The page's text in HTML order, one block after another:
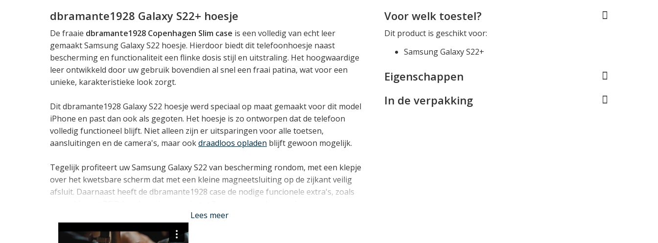
dbramante1928 Galaxy S22+ hoesje
De fraaie dbramante1928 Copenhagen Slim case is een volledig van echt leer
gemaakt Samsung Galaxy S22 hoesje. Hierdoor biedt dit telefoonhoesje naast
bescherming en functionaliteit een flinke dosis stijl en uitstraling. Het hoogwaardige
leer ontwikkeld door uw gebruik bovendien al snel een fraai patina, wat voor een
unieke, karakteristieke look zorgt.
Dit dbramante1928 Galaxy S22 hoesje werd speciaal op maat gemaakt voor dit model
iPhone en past dan ook als gegoten. Het hoesje is zo ontworpen dat de telefoon
volledig functioneel blijft. Niet alleen zijn er uitsparingen voor alle toetsen,
aansluitingen en de camera's, maar ookdraadloos opladen blijft gewoon mogelijk.
Tegelijk profiteert uw Samsung Galaxy S22 van bescherming rondom, met een klepje
over het kwetsbare scherm dat met een kleine magneetsluiting op de zijkant veilig
afsluit. Daarnaast heeft de dbramante1928 case de nodige funcionele extra's, zoals
steekvakje voor briefgeld of bonnetjes én een handig
Lees minder
Lees meer
Voor welk toestel?
Dit product is geschikt voor:
Samsung Galaxy S22+
Eigenschappen
In de verpakking